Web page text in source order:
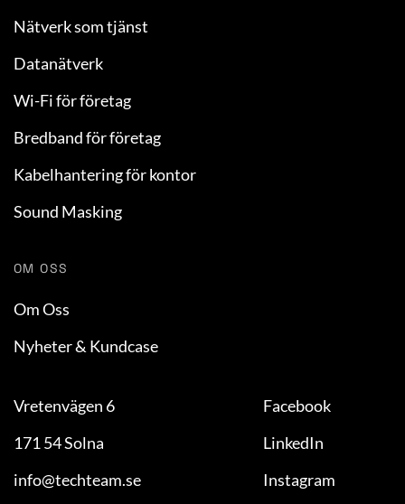
Nätverk som tjänst
Datanätverk
Wi-Fi för företag
Bredband för företag
Kabelhantering för kontor
Sound Masking
OM OSS
Om Oss
Nyheter & Kundcase
Vretenvägen 6
171 54 Solna
info@techteam.se
Facebook
LinkedIn
Instagram